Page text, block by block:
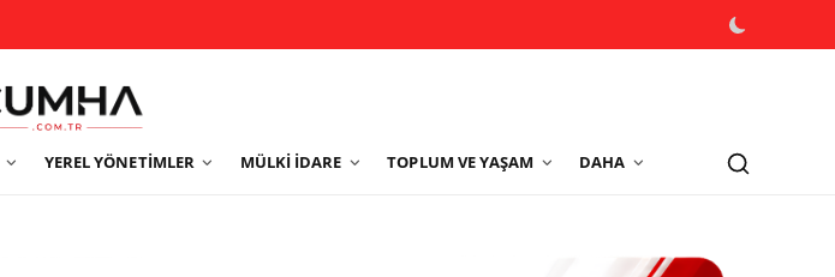
YEREL YÖNETIMLER MÜLKI İDARE TOPLUM VE YAŞAM DAHA